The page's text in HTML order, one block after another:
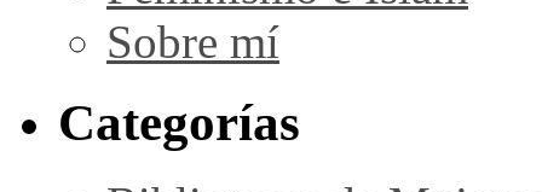
Sobre mí
Categorías